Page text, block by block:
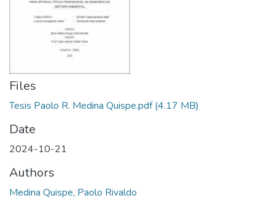
Files
Tesis Paolo R. Medina Quispe.pdf(4.17 MB)
Date
2024-10-21
Authors
Medina Quispe, Paolo Rivaldo